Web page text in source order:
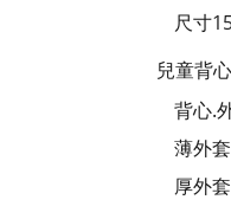
尺寸
兒童背
背心.
薄外套
厚外